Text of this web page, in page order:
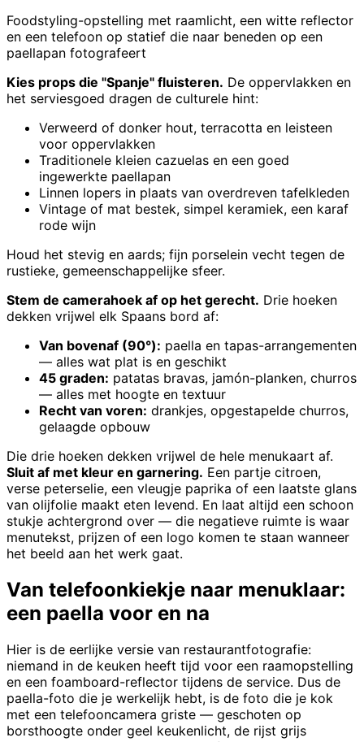
Foodstyling-opstelling met raamlicht, een witte reflector
en een telefoon op statief die naar beneden op een
paellapan fotografeert
Kies props die "Spanje" fluisteren. De oppervlakken en
het serviesgoed dragen de culturele hint:
Verweerd of donker hout, terracotta en leisteen
voor oppervlakken
Traditionele kleien cazuelas en een goed
ingewerkte paellapan
Linnen lopers in plaats van overdreven tafelkleden
Vintage of mat bestek, simpel keramiek, een karaf
rode wijn
Houd het stevig en aards; fijn porselein vecht tegen de
rustieke, gemeenschappelijke sfeer.
Stem de camerahoek af op het gerecht. Drie hoeken
dekken vrijwel elk Spaans bord af:
Van bovenaf (90°): paella en tapas-arrangementen
— alles wat plat is en geschikt
45 graden: patatas bravas, jamón-planken, churros
— alles met hoogte en textuur
Recht van voren: drankjes, opgestapelde churros,
gelaagde opbouw
Die drie hoeken dekken vrijwel de hele menukaart af.
Sluit af met kleur en garnering. Een partje citroen,
verse peterselie, een vleugje paprika of een laatste glans
van olijfolie maakt eten levend. En laat altijd een schoon
stukje achtergrond over — die negatieve ruimte is waar
menutekst, prijzen of een logo komen te staan wanneer
het beeld aan het werk gaat.
Van telefoonkiekje naar menuklaar:
een paella voor en na
Hier is de eerlijke versie van restaurantfotografie:
niemand in de keuken heeft tijd voor een raamopstelling
en een foamboard-reflector tijdens de service. Dus de
paella-foto die je werkelijk hebt, is de foto die je kok
met een telefooncamera griste — geschoten op
borsthoogte onder geel keukenlicht, de rijst grijs